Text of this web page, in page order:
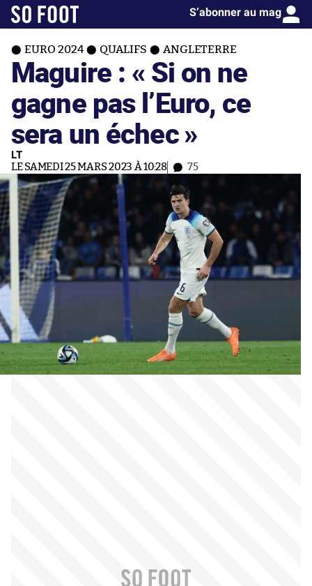
S’abonner au mag
EURO 2024 QUALIFS ANGLETERRE
Maguire : « Si on ne
gagne pas l’Euro, ce
sera un échec »
LT
LE SAMEDI 25 MARS 2023 À 10:28 75